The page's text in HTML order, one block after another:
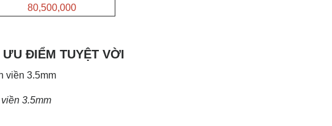
80,500,000
ƯU ĐIỂM TUYỆT VỜI
3.5mm